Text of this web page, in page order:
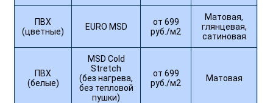
ПВХ
(цветные)
EURO MSD
от 699
руб./м2
Матовая,
глянцевая,
сатиновая
ПВХ
(белые)
MSD Cold
Stretch
(без нагрева,
без тепловой
пушки)
от 699
руб./м2
Матовая